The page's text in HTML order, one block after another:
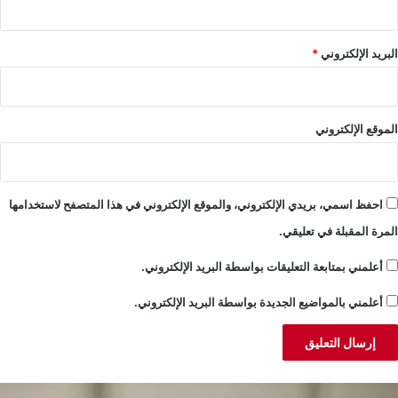
البريد الإلكتروني*
الموقع الإلكتروني
احفظ اسمي، بريدي الإلكتروني، والموقع الإلكتروني في هذا المتصفح لاستخدامها
المرة المقبلة في تعليقي.
أعلمني بمتابعة التعليقات بواسطة البريد الإلكتروني.
أعلمني بالمواضيع الجديدة بواسطة البريد الإلكتروني.